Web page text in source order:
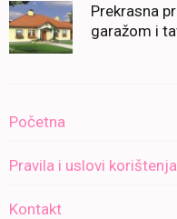
Prekrasna
garažom i
Početna
Pravila i uslovi korištenja
Kontakt